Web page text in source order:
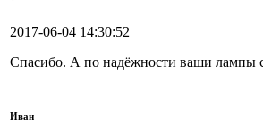
2017-06-04 14:30:52
Спасибо. А по надёжности ваши лампы
Иван